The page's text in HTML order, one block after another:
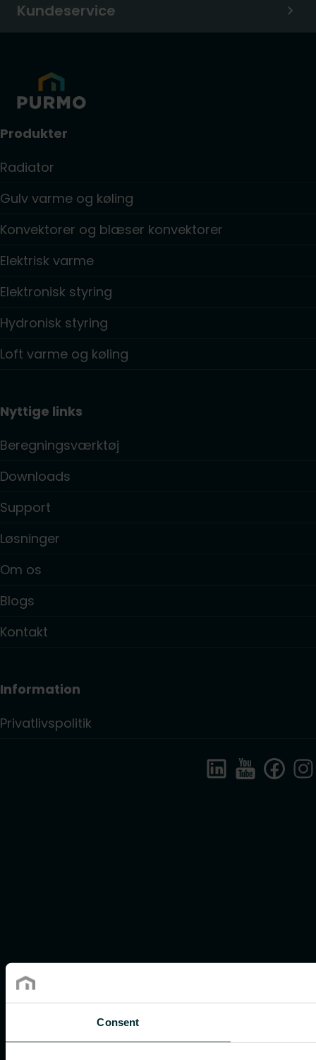
Consent
Kundeservice
Produkter
Radiator
Gulv varme og køling
Konvektorer og blæser konvektorer
Elektrisk varme
Elektronisk styring
Hydronisk styring
Loft varme og køling
Nyttige links
Beregningsværktøj
Downloads
Support
Løsninger
Om os
Blogs
Kontakt
Information
Privatlivspolitik